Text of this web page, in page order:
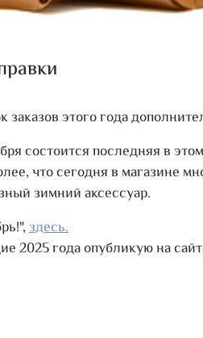
заказов этого года
состоится последняя в
что сегодня в магазине
зимний аксессуар.
здесь.
2025 года опубликую на